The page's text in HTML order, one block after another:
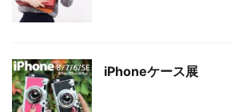
iPhoneケース展